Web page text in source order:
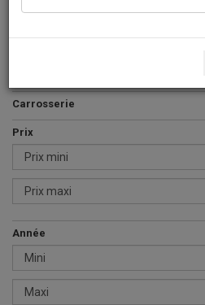
> Rechercher un véhicule
Carrosserie
Prix
Année